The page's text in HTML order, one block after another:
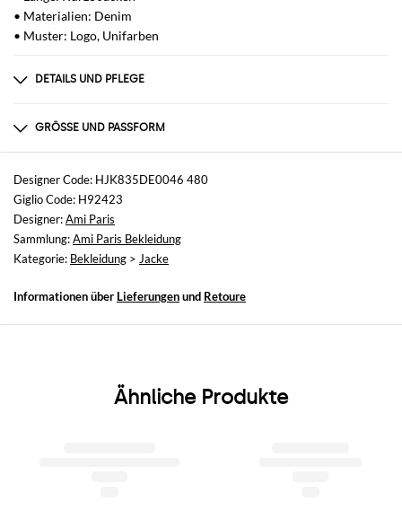
• Materialien: Denim
• Muster: Logo, Unifarben
DETAILS UND PFLEGE
100% COTON
GRÖSSE UND PASSFORM
Größen
nicht verfügbar
Größe und Passform
Normale Passform
Designer Code: HJK835DE0046 480
Giglio Code: H92423
Designer:Ami Paris
Sammlung:Ami Paris Bekleidung
Kategorie: Bekleidung > Jacke
Informationen über Lieferungenund Retoure
Ähnliche Produkte